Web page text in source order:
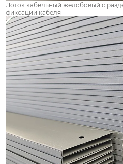
Лоток кабельный желобовый с
фиксации кабеля